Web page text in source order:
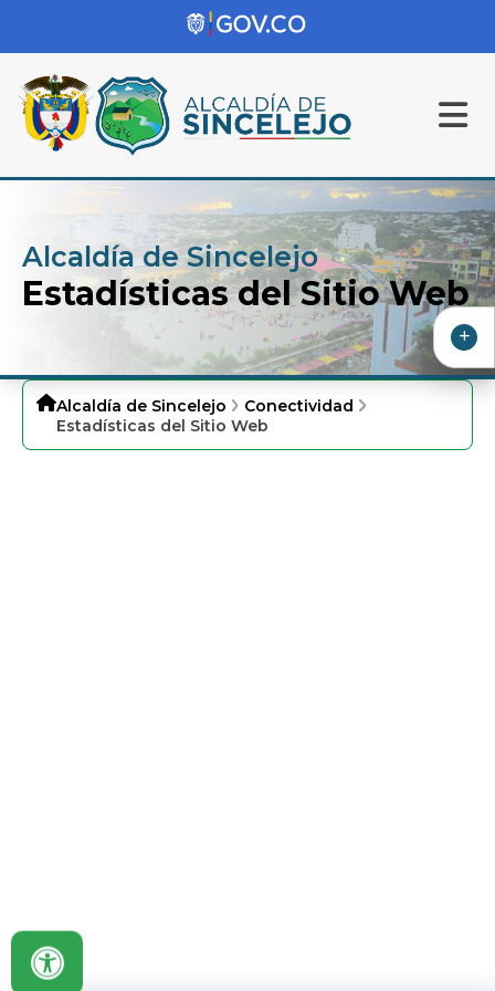
Alcaldía de Sincelejo
Estadísticas del Sitio Web
Alcaldía de Sincelejo
Conectividad
Estadísticas del Sitio Web